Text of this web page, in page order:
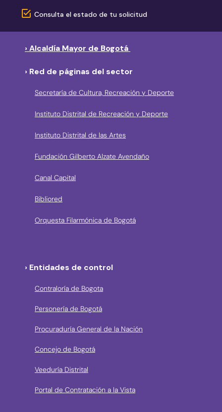
Consulta el estado de tu solicitud
› Alcaldía Mayor de Bogotá
› Red de páginas del sector
Secretaría de Cultura, Recreación y Deporte
Instituto Distrital de Recreación y Deporte
Instituto Distrital de las Artes
Fundación Gilberto Alzate Avendaño
Canal Capital
Bibliored
Orquesta Filarmónica de Bogotá
› Entidades de control
Contraloría de Bogota
Personería de Bogotá
Procuraduría General de la Nación
Concejo de Bogotá
Veeduría Distrital
Portal de Contratación a la Vista